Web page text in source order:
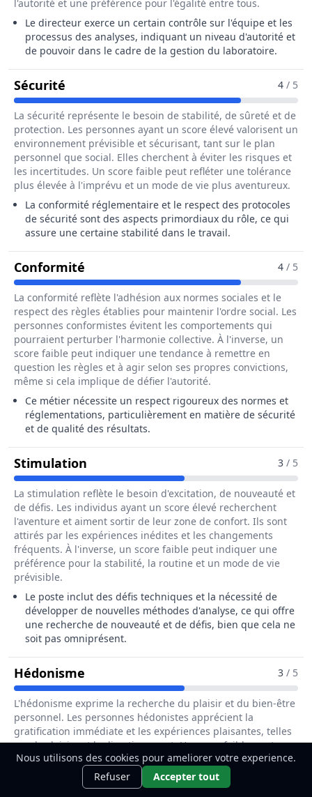
l'autorité et une préférence pour l'égalité entre tous.
Le directeur exerce un certain contrôle sur l'équipe et les
processus des analyses, indiquant un niveau d'autorité et
de pouvoir dans le cadre de la gestion du laboratoire.
Sécurité Pour Le Métier De Directeur / 4 / 5
La sécurité représente le besoin de stabilité, de sûreté et de
protection. Les personnes ayant un score élevé valorisent un
environnement prévisible et sécurisant, tant sur le plan
personnel que social. Elles cherchent à éviter les risques et
les incertitudes. Un score faible peut refléter une tolérance
plus élevée à l'imprévu et un mode de vie plus aventureux.
La conformité réglementaire et le respect des protocoles
de sécurité sont des aspects primordiaux du rôle, ce qui
assure une certaine stabilité dans le travail.
Conformité Pour Le Métier De Directeur / 4 / 5
La conformité reflète l'adhésion aux normes sociales et le
respect des règles établies pour maintenir l'ordre social. Les
personnes conformistes évitent les comportements qui
pourraient perturber l'harmonie collective. À l'inverse, un
score faible peut indiquer une tendance à remettre en
question les règles et à agir selon ses propres convictions,
même si cela implique de défier l'autorité.
Ce métier nécessite un respect rigoureux des normes et
réglementations, particulièrement en matière de sécurité
et de qualité des résultats.
Stimulation Pour Le Métier De Directeur / 3 / 5
La stimulation reflète le besoin d'excitation, de nouveauté et
de défis. Les individus ayant un score élevé recherchent
l'aventure et aiment sortir de leur zone de confort. Ils sont
attirés par les expériences inédites et les changements
fréquents. À l'inverse, un score faible peut indiquer une
préférence pour la stabilité, la routine et un mode de vie
prévisible.
Le poste inclut des défis techniques et la nécessité de
développer de nouvelles méthodes d'analyse, ce qui offre
une recherche de nouveauté et de défis, bien que cela ne
soit pas omniprésent.
Hédonisme Pour Le Métier De Directeur / 3 / 5
L'hédonisme exprime la recherche du plaisir et du bien-être
personnel. Les personnes hédonistes apprécient la
gratification immédiate et les expériences plaisantes, telles
que les loisirs et le divertissement. Un score faible peut
refléter un mode de vie plus austère ou une tendance à
privilégier le devoir et les responsabilités sur le plaisir.
Le travail peut être agréable, en particulier pour ceux qui
Ce métier t'intéresse ?Découvre
comment le devenir.
Nous utilisons des cookies pour ameliorer votre experience.
Refuser
Accepter tout